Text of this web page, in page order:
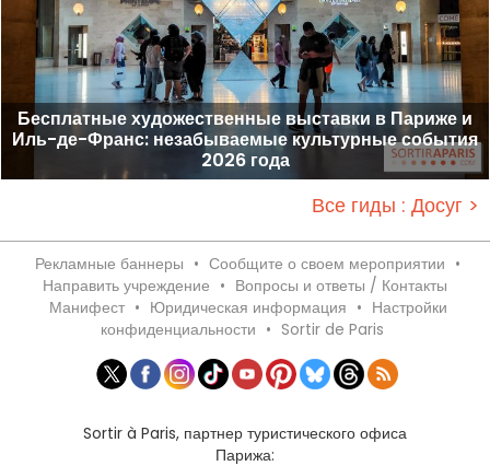
Бесплатные художественные выставки в Париже и
Иль-де-Франс: незабываемые культурные события
2026 года
Все гиды : Досуг >
Рекламные баннеры • Сообщите о своем мероприятии •
Направить учреждение • Вопросы и ответы / Контакты
Манифест • Юридическая информация • Настройки
конфиденциальности • Sortir de Paris
Sortir à Paris, партнер туристического офиса
Парижа: